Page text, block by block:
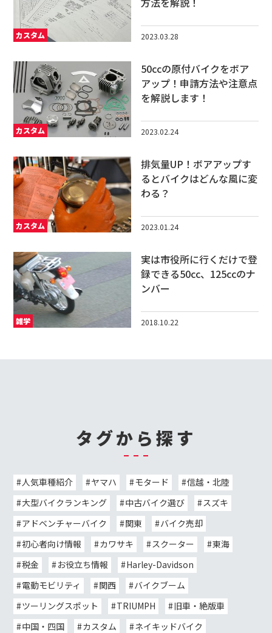
カスタム 2023.03.28
カスタム
50ccの原付バイクをボア
アップ！申請方法や注意点
を解説します！
2023.02.24
カスタム
排気量UP！ボアアップす
るとバイクはどんな風に変
わる？
2023.01.24
雑学
実は市役所に行くだけで登
録できる50cc、125ccのナ
ンバー
2018.10.22
タグから探す
人気車種紹介 ヤマハ モタード
信越・北陸
大型バイクランキング
中古バイク選び
スズキ
アドベンチャーバイク
関東
バイク売却
初心者向け情報
カワサキ スクーター
東海
税金
お役立ち情報
Harley-Davidson
電動モビリティ
関西
バイクブーム
ツーリングスポット
TRIUMPH
旧車・絶版車
中国・四国
カスタム
ネイキッドバイク